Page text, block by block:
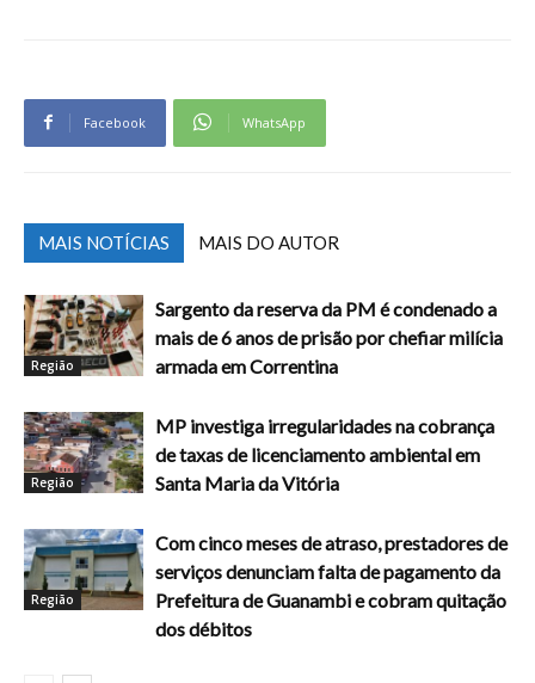
Facebook WhatsApp
MAIS NOTÍCIAS MAIS DO AUTOR
Região
Sargento da reserva da PM é condenado a
mais de 6 anos de prisão por chefiar milícia
armada em Correntina
Região
MP investiga irregularidades na cobrança
de taxas de licenciamento ambiental em
Santa Maria da Vitória
Região
Com cinco meses de atraso, prestadores de
serviços denunciam falta de pagamento da
Prefeitura de Guanambi e cobram quitação
dos débitos